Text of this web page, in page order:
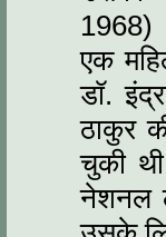
1968)
एक
डॉ.
ठाकुर
चुकी
नेशनल